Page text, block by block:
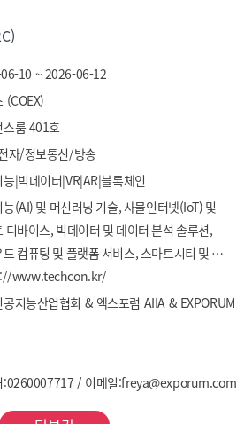
10 ~ 2026-06-12
(COEX)
스룸 401호
자/정보통신/방송
능|빅데이터|VR|AR|블록체인
능(AI) 및 머신러닝 기술, 사물인터넷(IoT) 및
디바이스, 빅데이터 및 데이터 분석 솔루션,
컴퓨팅 및 플랫폼 서비스, 스마트시티 및
전환 기술, 로봇 및 자동화 시스템, AR/VR·
기술, 사이버보안 및 정보보호 솔루션, 5G·통신
www.techcon.kr/
공지능산업협회 & 엑스포럼 AIIA & EXPORUM
:0260007717 / 이메일:freya@exporum.com